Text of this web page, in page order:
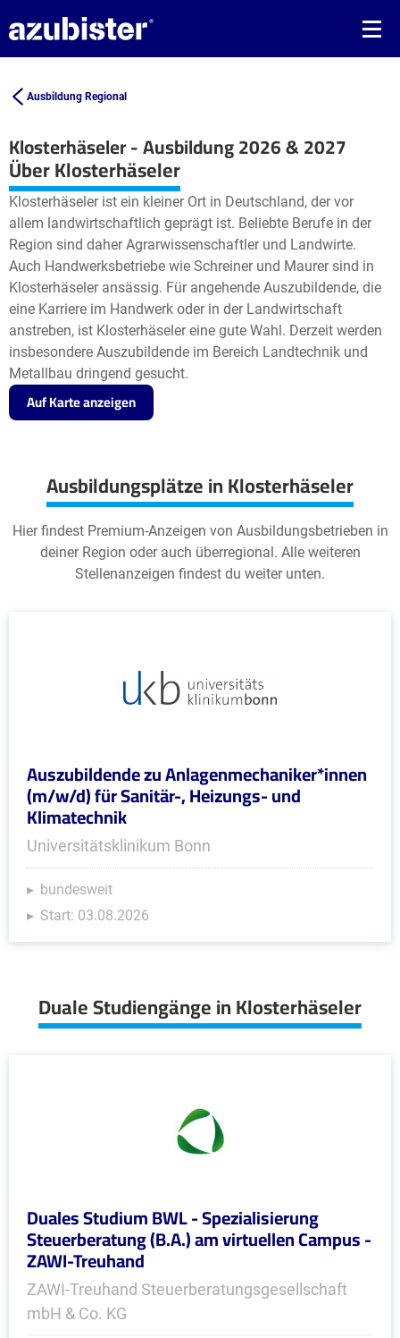
Ausbildung Regional
Klosterhäseler - Ausbildung 2026 & 2027
+
−
Leaflet| ©OpenStreetMap2contributors
Über Klosterhäseler
Klosterhäseler ist ein kleiner Ort in Deutschland, der vor
allem landwirtschaftlich geprägt ist. Beliebte Berufe in der
Region sind daher Agrarwissenschaftler und Landwirte.
Auch Handwerksbetriebe wie Schreiner und Maurer sind in
Klosterhäseler ansässig. Für angehende Auszubildende, die
eine Karriere im Handwerk oder in der Landwirtschaft
anstreben, ist Klosterhäseler eine gute Wahl. Derzeit werden
insbesondere Auszubildende im Bereich Landtechnik und
Metallbau dringend gesucht.
Auf Karte anzeigen
Ausbildungsplätze in Klosterhäseler
Hier findest Premium-Anzeigen von Ausbildungsbetrieben in
deiner Region oder auch überregional. Alle weiteren
Stellenanzeigen findest du weiter unten.
Auszubildende zu Anlagenmechaniker*innen
(m/w/d) für Sanitär-, Heizungs- und
Klimatechnik
Universitätsklinikum Bonn
bundesweit
Start: 03.08.2026
Duale Studiengänge in Klosterhäseler
Duales Studium BWL - Spezialisierung
Steuerberatung (B.A.) am virtuellen Campus -
ZAWI-Treuhand
ZAWI-Treuhand Steuerberatungsgesellschaft
mbH & Co. KG